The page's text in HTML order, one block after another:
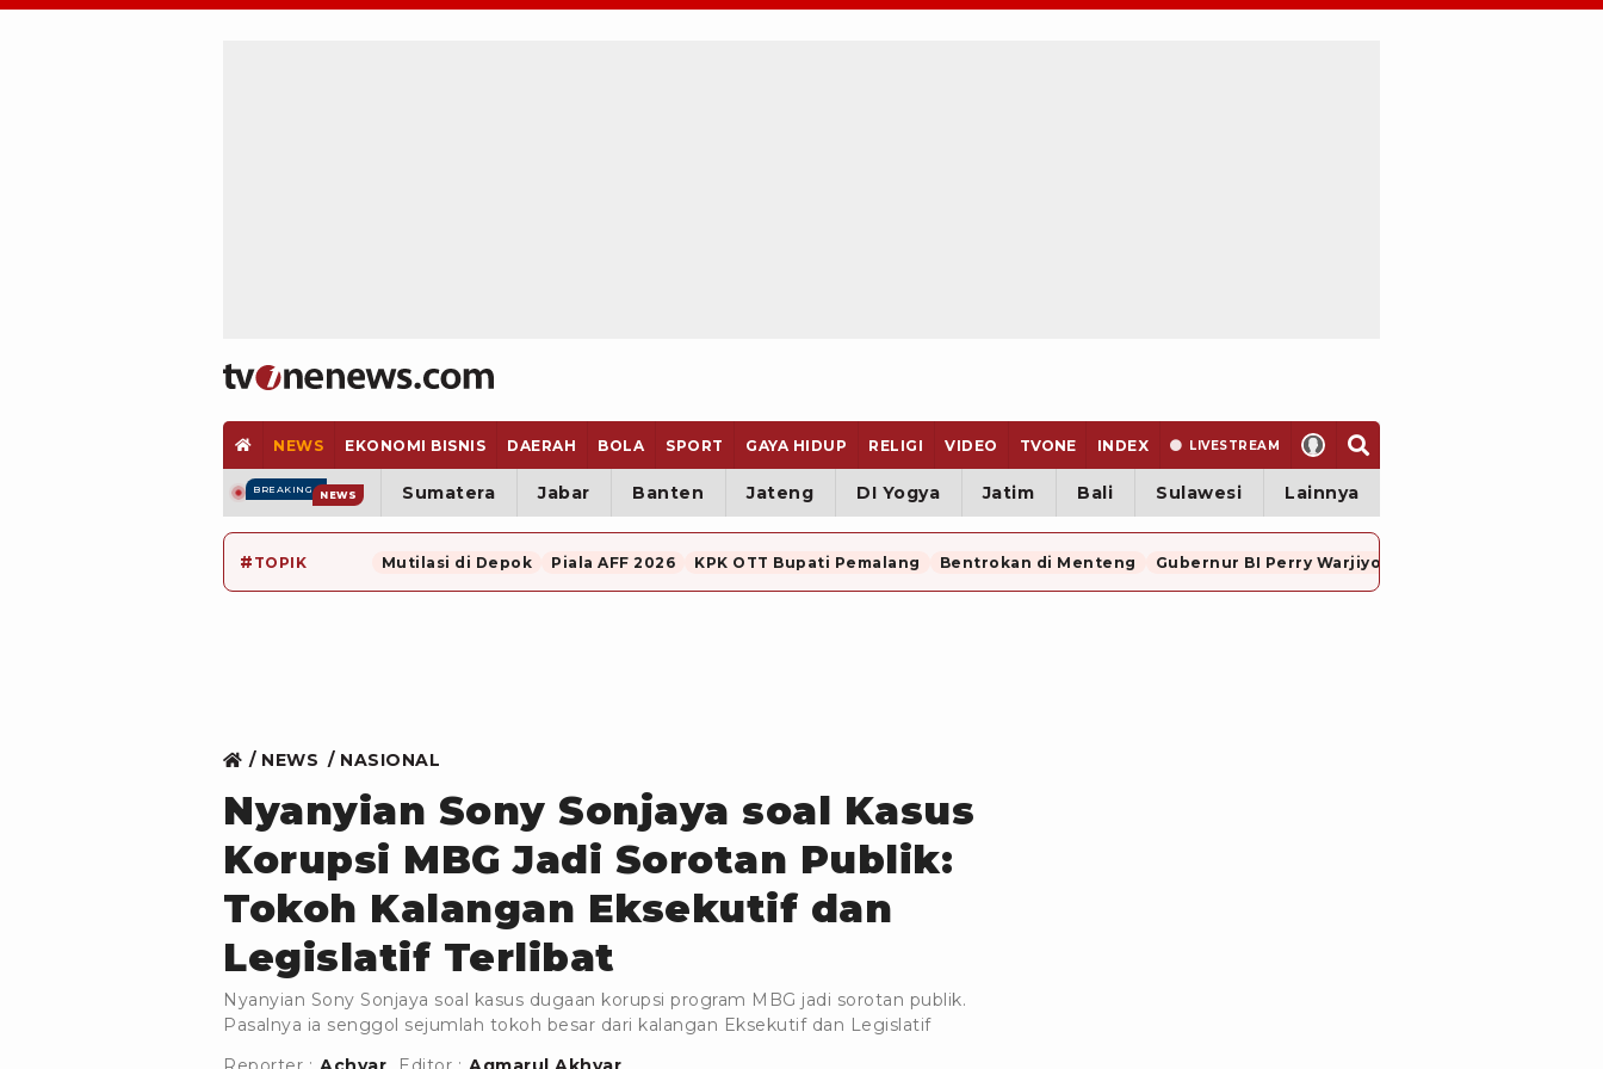
NEWS EKONOMI BISNIS DAERAH BOLA SPORT GAYA HIDUP RELIGI VIDEO TVONE INDEX LIVESTREAM
BREAKING NEWS Sumatera Jabar Banten Jateng DI Yogya Jatim Bali Sulawesi Lainnya
# TOPIK Mutilasi di Depok Piala AFF 2026 KPK OTT Bupati Pemalang Bentrokan di Menteng Gubernur BI Perry Warjiyo Mundur
NEWS NASIONAL
Nyanyian Sony Sonjaya soal Kasus
Korupsi MBG Jadi Sorotan Publik:
Tokoh Kalangan Eksekutif dan
Legislatif Terlibat
Nyanyian Sony Sonjaya soal kasus dugaan korupsi program MBG jadi sorotan publik.
Pasalnya ia senggol sejumlah tokoh besar dari kalangan Eksekutif dan Legislatif